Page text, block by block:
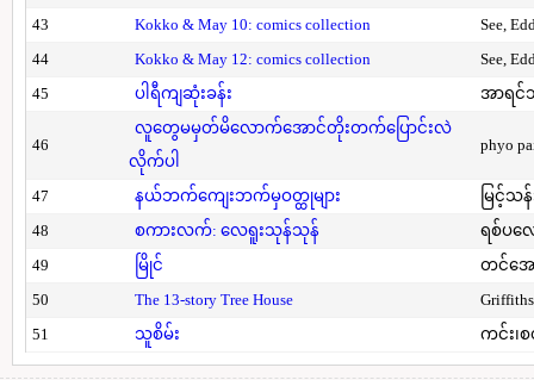
43
Kokko & May 10: comics collection
See,
44
Kokko & May 12: comics collection
See,
45
ပါရီကျဆုံးခန်း အာရင်
46
လူတွေမမှတ်မိလောက်အောင်တိုးတက်ပြောင်းလဲ
လိုက်ပါ
phyo
47 နယ်ဘက်ကျေးဘက်မှဝတ္ထုများ
မြင့်သန်
48
စကားလက်: လေရူးသုန်သုန်
ရစ်ပလ
49
မြိုင်
တင်အေ
50
The 13-story Tree House
51
သူစိမ်း ကင်း၊